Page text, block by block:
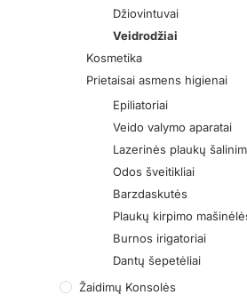
Džiovintuvai
Veidrodžiai
Kosmetika
Prietaisai asmens higienai
Epiliatoriai
Veido valymo aparatai
Lazerinės plaukų
Odos šveitikliai
Barzdaskutės
Plaukų kirpimo
Burnos irigatoriai
Dantų šepetėliai
Žaidimų Konsolės